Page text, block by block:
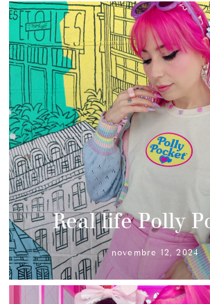
Real life Polly
novembre 12, 2024